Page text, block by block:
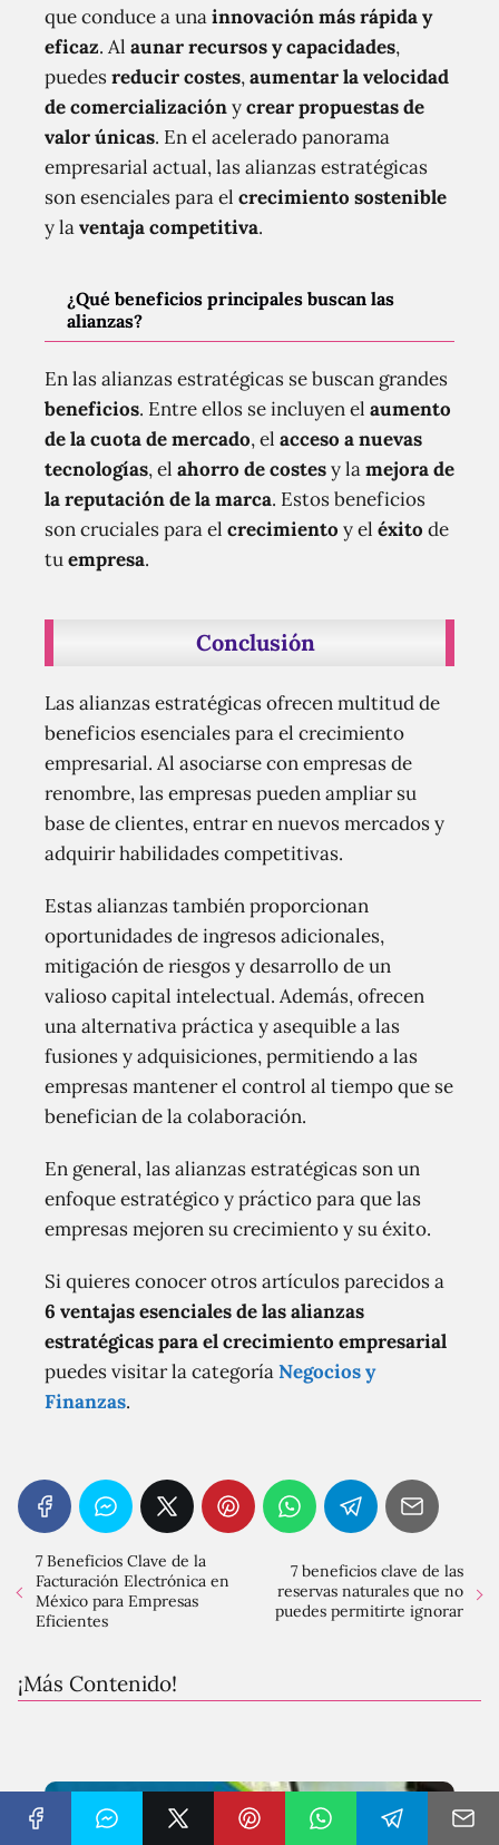
que conduce a unainnovación más rápida y
eficaz. Al aunar recursos y capacidades,
puedesreducir costes,aumentar la velocidad
de comercializaciónycrear propuestas de
valor únicas. En el acelerado panorama
empresarial actual, las alianzas estratégicas
son esenciales para el crecimiento sostenible
y laventaja competitiva.
¿Qué beneficios principales buscan las
alianzas?
En las alianzas estratégicas se buscan grandes
beneficios. Entre ellos se incluyen el aumento
de la cuota de mercado, el acceso a nuevas
tecnologías, el ahorro de costesy lamejora de
la reputación de la marca. Estos beneficios
son cruciales para el crecimiento y el éxito de
tuempresa.
Conclusión
Las alianzas estratégicas ofrecen multitud de
beneficios esenciales para el crecimiento
empresarial. Al asociarse con empresas de
renombre, las empresas pueden ampliar su
base de clientes, entrar en nuevos mercados y
adquirir habilidades competitivas.
Estas alianzas también proporcionan
oportunidades de ingresos adicionales,
mitigación de riesgos y desarrollo de un
valioso capital intelectual. Además, ofrecen
una alternativa práctica y asequible a las
fusiones y adquisiciones, permitiendo a las
empresas mantener el control al tiempo que se
benefician de la colaboración.
En general, las alianzas estratégicas son un
enfoque estratégico y práctico para que las
empresas mejoren su crecimiento y su éxito.
Si quieres conocer otros artículos parecidos a
6 ventajas esenciales de las alianzas
estratégicas para el crecimiento empresarial
puedes visitar la categoríaNegocios y
Finanzas.
7 Beneficios Clave de la
Facturación Electrónica en
México para Empresas
Eficientes
7 beneficios clave de las
reservas naturales que no
puedes permitirte ignorar
¡Más Contenido!